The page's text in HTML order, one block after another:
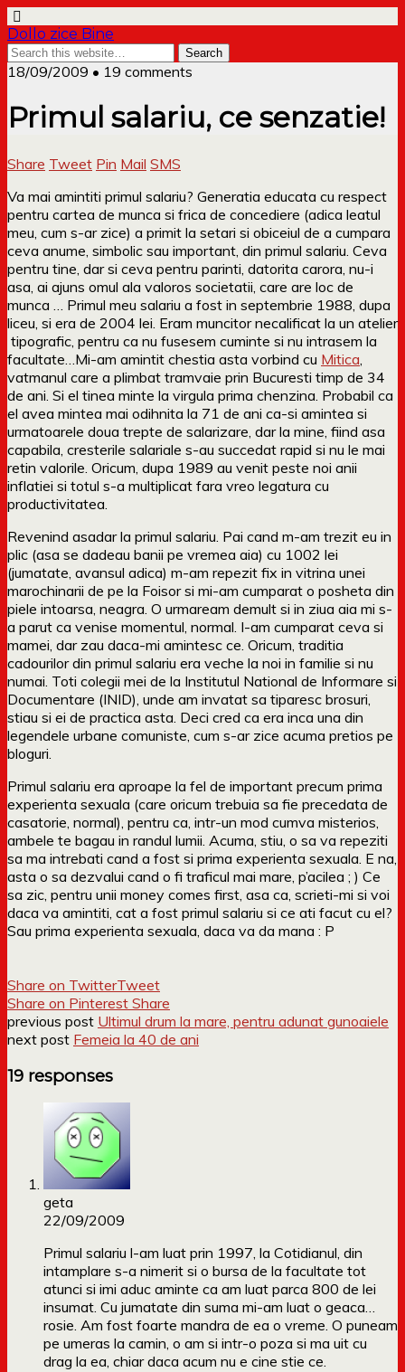
Dollo zice Bine
18/09/2009 • 19 comments
Primul salariu, ce senzatie!
Share Tweet Pin Mail SMS
Va mai amintiti primul salariu? Generatia educata cu respect
pentru cartea de munca si frica de concediere (adica leatul
meu, cum s-ar zice) a primit la setari si obiceiul de a cumpara
ceva anume, simbolic sau important, din primul salariu. Ceva
pentru tine, dar si ceva pentru parinti, datorita carora, nu-i
asa, ai ajuns omul ala valoros societatii, care are loc de
munca … Primul meu salariu a fost in septembrie 1988, dupa
liceu, si era de 2004 lei. Eram muncitor necalificat la un atelier
tipografic, pentru ca nu fusesem cuminte si nu intrasem la
facultate… Mi-am amintit chestia asta vorbind cu Mitica
vatmanul care a plimbat tramvaie prin Bucuresti timp de 34
de ani. Si el tinea minte la virgula prima chenzina. Probabil ca
el avea mintea mai odihnita la 71 de ani ca-si amintea si
urmatoarele doua trepte de salarizare, dar la mine, fiind asa
capabila, cresterile salariale s-au succedat rapid si nu le mai
retin valorile. Oricum, dupa 1989 au venit peste noi anii
inflatiei si totul s-a multiplicat fara vreo legatura cu
productivitatea.
Revenind asadar la primul salariu. Pai cand m-am trezit eu in
plic (asa se dadeau banii pe vremea aia) cu 1002 lei
(jumatate, avansul adica) m-am repezit fix in vitrina unei
marochinarii de pe la Foisor si mi-am cumparat o posheta din
piele intoarsa, neagra. O urmaream demult si in ziua aia mi s-
a parut ca venise momentul, normal. I-am cumparat ceva si
mamei, dar zau daca-mi amintesc ce. Oricum, traditia
cadourilor din primul salariu era veche la noi in familie si nu
numai. Toti colegii mei de la Institutul National de Informare si
Documentare (INID), unde am invatat sa tiparesc brosuri,
stiau si ei de practica asta. Deci cred ca era inca una din
legendele urbane comuniste, cum s-ar zice acuma pretios pe
bloguri.
Primul salariu era aproape la fel de important precum prima
experienta sexuala (care oricum trebuia sa fie precedata de
casatorie, normal), pentru ca, intr-un mod cumva misterios,
ambele te bagau in randul lumii. Acuma, stiu, o sa va repeziti
sa ma intrebati cand a fost si prima experienta sexuala. E na,
asta o sa dezvalui cand o fi traficul mai mare, p’acilea ; ) Ce
sa zic, pentru unii money comes first, asa ca, scrieti-mi si voi
daca va amintiti, cat a fost primul salariu si ce ati facut cu el?
Sau prima experienta sexuala, daca va da mana : P
Share on TwitterTweet
Share on Pinterest Share
previous post Ultimul drum la mare, pentru adunat gunoaiele
next post Femeia la 40 de ani
19 responses
geta
22/09/2009
Primul salariu l-am luat prin 1997, la Cotidianul, din
intamplare s-a nimerit si o bursa de la facultate tot
atunci si imi aduc aminte ca am luat parca 800 de lei
insumat. Cu jumatate din suma mi-am luat o geaca…
rosie. Am fost foarte mandra de ea o vreme. O puneam
pe umeras la camin, o am si intr-o poza si ma uit cu
drag la ea, chiar daca acum nu e cine stie ce.